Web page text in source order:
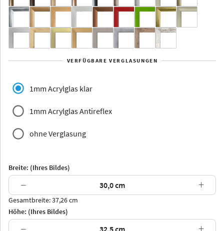
Yukon Alaska
Jersey Dauphine
Arran Luzern
VERFÜGBARE VERGLASUNGEN
1mm Acrylglas klar
1mm Acrylglas Antireflex
ohne Verglasung
Breite: (Ihres Bildes)
− +
Gesamtbreite: 37,26 cm
Höhe: (Ihres Bildes)